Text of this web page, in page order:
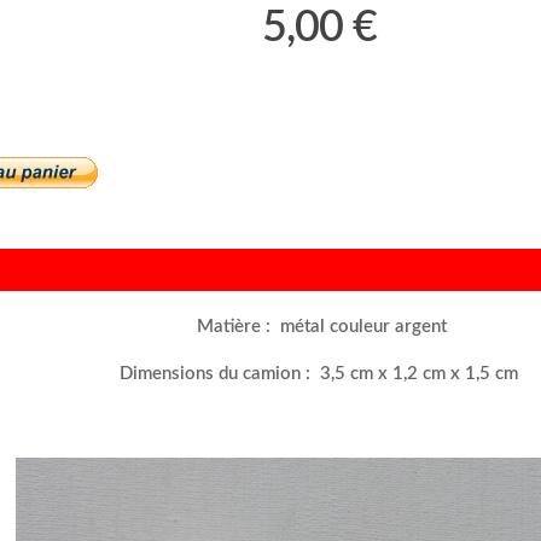
5,00 €
Matière : métal couleur argent
Dimensions du camion : 3,5 cm x 1,2 cm x 1,5 cm